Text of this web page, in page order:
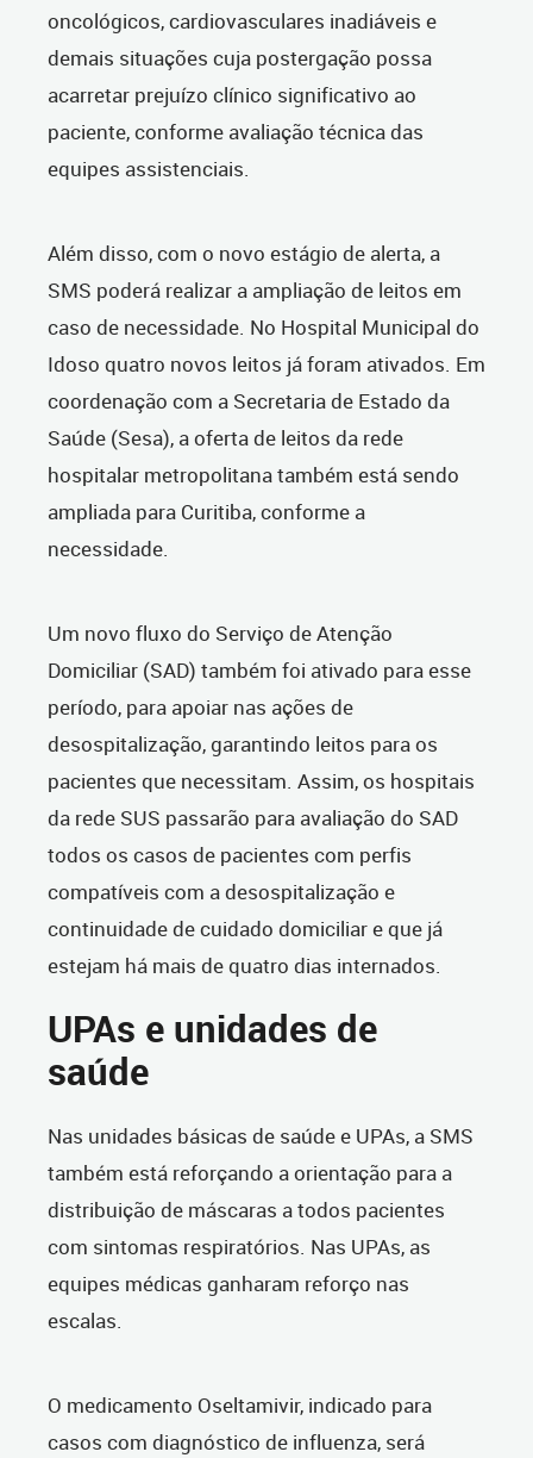
oncológicos, cardiovasculares inadiáveis e
demais situações cuja postergação possa
acarretar prejuízo clínico significativo ao
paciente, conforme avaliação técnica das
equipes assistenciais.
Além disso, com o novo estágio de alerta, a
SMS poderá realizar a ampliação de leitos em
caso de necessidade. No Hospital Municipal do
Idoso quatro novos leitos já foram ativados. Em
coordenação com a Secretaria de Estado da
Saúde (Sesa), a oferta de leitos da rede
hospitalar metropolitana também está sendo
ampliada para Curitiba, conforme a
necessidade.
Um novo fluxo do Serviço de Atenção
Domiciliar (SAD) também foi ativado para esse
período, para apoiar nas ações de
desospitalização, garantindo leitos para os
pacientes que necessitam. Assim, os hospitais
da rede SUS passarão para avaliação do SAD
todos os casos de pacientes com perfis
compatíveis com a desospitalização e
continuidade de cuidado domiciliar e que já
estejam há mais de quatro dias internados.
UPAs e unidades de
saúde
Nas unidades básicas de saúde e UPAs, a SMS
também está reforçando a orientação para a
distribuição de máscaras a todos pacientes
com sintomas respiratórios. Nas UPAs, as
equipes médicas ganharam reforço nas
escalas.
O medicamento Oseltamivir, indicado para
casos com diagnóstico de influenza, será